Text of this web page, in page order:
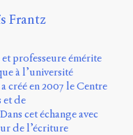
Frantz
professeure émérite
à l’université
créé en 2007 le Centre
et de
cet échange avec
de l’écriture